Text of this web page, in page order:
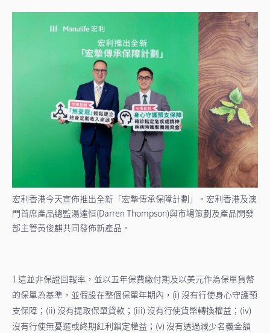
宏利香港今天宣佈推出全新「宏摯傳承保障計劃」。宏利香港及澳
門首席產品總監湯達恒(Darren Thompson)與市場策劃及產品開發
部主管黃俊麒共同發佈新產品。
1 這並非保證回報率，並以五年保費繳付期及以美元作為保單貨幣
的保單為基準，並假設在整個保單年期內，(i) 沒有行使身心守護預
支保障；(ii) 沒有提取保單貸款；(iii) 沒有行使貨幣轉換權益；(iv)
沒有行使無憂選或終期紅利鎖定權益；(v) 沒有透過減少名義金額